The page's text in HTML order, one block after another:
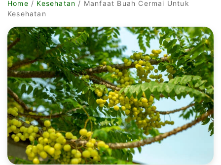
Home / Kesehatan / Manfaat Buah Cermai Untuk
Kesehatan